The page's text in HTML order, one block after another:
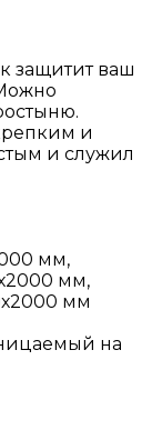
защитит ваш
и
и служил
мм,
мм,
мм
на